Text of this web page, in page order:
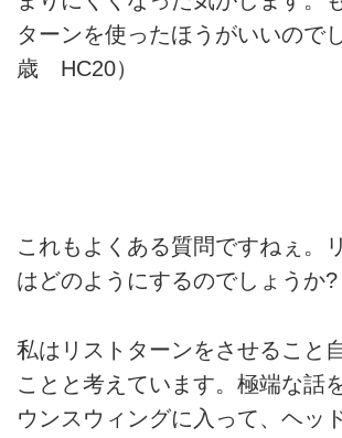
ターンを使ったほうがいいので
歳 HC20）
これもよくある質問ですねぇ。
はどのようにするのでしょうか?
私はリストターンをさせること
ことと考えています。極端な話
ウンスウィングに入って、ヘッ